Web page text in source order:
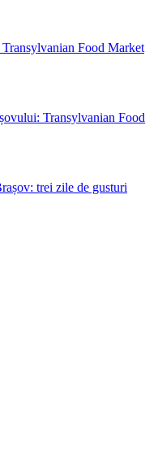
Food Market
Transylvanian Food
trei zile de gusturi